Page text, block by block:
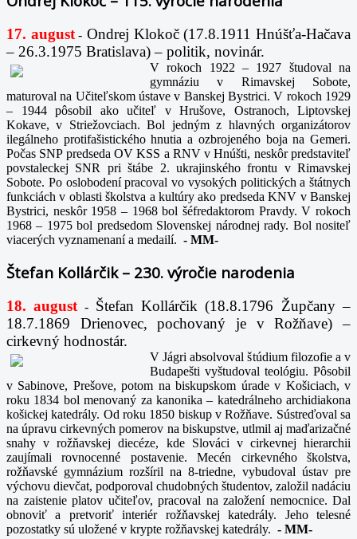
17. august- Ondrej Klokoč (17.8.1911 Hnúšťa-Hačava
– 26.3.1975 Bratislava) – politik, novinár.
V rokoch 1922 – 1927 študoval na
gymnáziu v Rimavskej Sobote,
maturoval na Učiteľskom ústave v Banskej Bystrici. V rokoch 1929
– 1944 pôsobil ako učiteľ v Hrušove, Ostranoch, Liptovskej
Kokave, v Striežovciach. Bol jedným z hlavných organizátorov
ilegálneho protifašistického hnutia a ozbrojeného boja na Gemeri.
Počas SNP predseda OV KSS a RNV v Hnúšti, neskôr predstaviteľ
povstaleckej SNR pri štábe 2. ukrajinského frontu v Rimavskej
Sobote. Po oslobodení pracoval vo vysokých politických a štátnych
funkciách v oblasti školstva a kultúry ako predseda KNV v Banskej
Bystrici, neskôr 1958 – 1968 bol šéfredaktorom Pravdy. V rokoch
1968 – 1975 bol predsedom Slovenskej národnej rady. Bol nositeľ
viacerých vyznamenaní a medailí. - MM-
Štefan Kollárčik – 230. výročie narodenia
18. august -
Štefan Kollárčik (18.8.1796 Župčany –
18.7.1869 Drienovec, pochovaný je v Rožňave) –
cirkevný hodnostár.
V Jágri absolvoval štúdium filozofie a v
Budapešti vyštudoval teológiu. Pôsobil
v Sabinove, Prešove, potom na biskupskom úrade v Košiciach, v
roku 1834 bol menovaný za kanonika – katedrálneho archidiakona
košickej katedrály. Od roku 1850 biskup v Rožňave. Sústreďoval sa
na úpravu cirkevných pomerov na biskupstve, utlmil aj maďarizačné
snahy v rožňavskej diecéze, kde Slováci v cirkevnej hierarchii
zaujímali rovnocenné postavenie. Mecén cirkevného školstva,
rožňavské gymnázium rozšíril na 8-triedne, vybudoval ústav pre
výchovu dievčat, podporoval chudobných študentov, založil nadáciu
na zaistenie platov učiteľov, pracoval na založení nemocnice. Dal
obnoviť a pretvoriť interiér rožňavskej katedrály. Jeho telesné
pozostatky sú uložené v krypte rožňavskej katedrály. - MM-